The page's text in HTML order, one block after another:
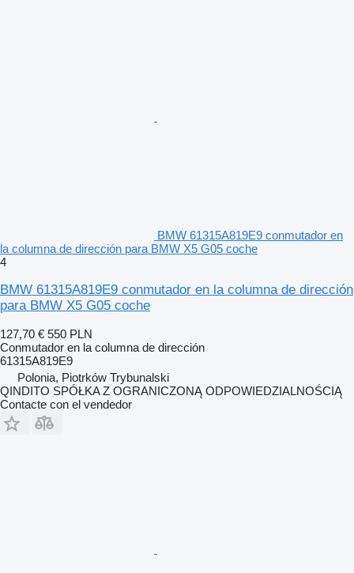
BMW 61315A819E9 conmutador en
la columna de dirección para BMW X5 G05 coche
4
BMW 61315A819E9 conmutador en la columna de dirección
para BMW X5 G05 coche
127,70 € 550 PLN
Conmutador en la columna de dirección
61315A819E9
Polonia, Piotrków Trybunalski
QINDITO SPÓŁKA Z OGRANICZONĄ ODPOWIEDZIALNOŚCIĄ
Contacte con el vendedor